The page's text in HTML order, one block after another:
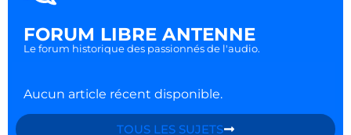
FORUM LIBRE ANTENNE
Le forum historique des passionnés de l'audio.
Aucun article récent disponible.
TOUS LES SUJETS